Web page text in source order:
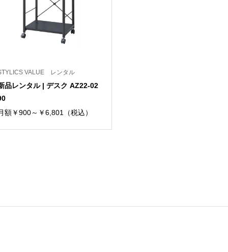
VALUE レンタル
品レンタル | デスク AZ22-02
額￥900～￥6,801（税込）